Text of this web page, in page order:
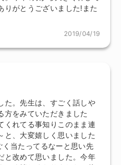
りがとうございました!また
2019/04/19
た。先生は、すごく話しや
方をみていただきました
くれてる事知りこのまま連
と、大変嬉しく思いました
当たってるなーと思い先
と改めて思いました。今年